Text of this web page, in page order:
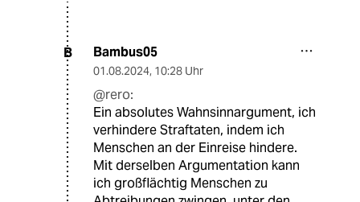
B Bambus05
01.08.2024, 10:28 Uhr
@rero:
Ein absolutes Wahnsinnargument, ich
verhindere Straftaten, indem ich
Menschen an der Einreise hindere.
Mit derselben Argumentation kann
ich großflächtig Menschen zu